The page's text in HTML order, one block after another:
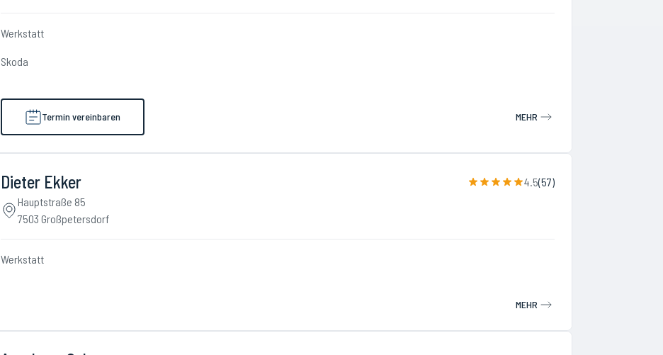
Werkstatt
Skoda
Termin vereinbaren MEHR
Dieter Ekker 4.5(57)
Hauptstraße 85
7503 Großpetersdorf
Werkstatt
MEHR